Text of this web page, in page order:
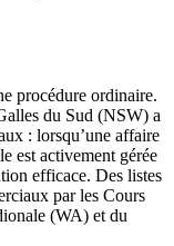
procédure ordinaire.
du Sud (NSW) a
: lorsqu’une affaire
est activement gérée
efficace. Des listes
par les Cours
(WA) et du